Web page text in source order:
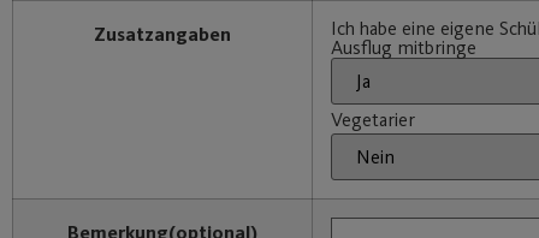
Zusatzangaben
Ich habe eine eigene
Ausflug mitbringe
Vegetarier
Bemerkung(optional)